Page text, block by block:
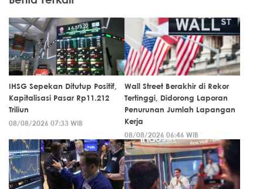
IHSG Sepekan Ditutup Positif,
Kapitalisasi Pasar Rp11.212
Triliun
08/08/2026 07:33 WIB
Wall Street Berakhir di Rekor
Tertinggi, Didorong Laporan
Penurunan Jumlah Lapangan
Kerja
08/08/2026 06:46 WIB